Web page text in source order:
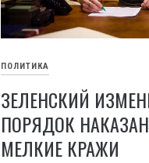
ПОЛИТИКА
ЗЕЛЕНСКИЙ
ПОРЯДОК
МЕЛКИЕ КРАЖИ